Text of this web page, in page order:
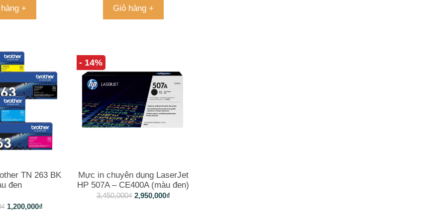
+ Giỏ hàng +
TN 263 BK
đen
₫ 1,200,000₫
- 14%
Mực in chuyên dụng LaserJet
HP 507A – CE400A (màu đen)
3,450,000₫ 2,950,000₫